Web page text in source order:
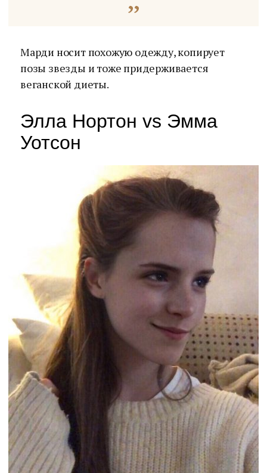
Марди носит похожую одежду, копирует
позы звезды и тоже придерживается
веганской диеты.
Элла Нортон vs Эмма
Уотсон